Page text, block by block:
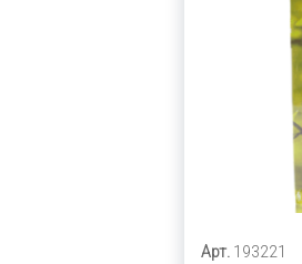
Арт. 193221